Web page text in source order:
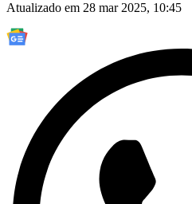
Atualizado em 28 mar 2025, 10:45